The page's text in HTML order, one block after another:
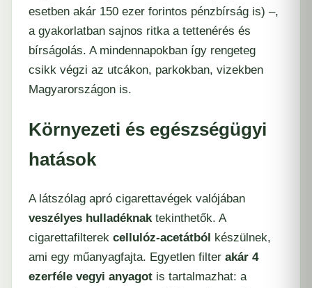
esetben akár 150 ezer forintos pénzbírság is) –,
a gyakorlatban sajnos ritka a tettenérés és
bírságolás. A mindennapokban így rengeteg
csikk végzi az utcákon, parkokban, vizekben
Magyarországon is.
Környezeti és egészségügyi
hatások
A látszólag apró cigarettavégek valójában
veszélyes hulladéknak tekinthetők. A
cigarettafilterek cellulóz-acetátból készülnek,
ami egy műanyagfajta. Egyetlen filter akár 4
ezerféle vegyi anyagot is tartalmazhat: a